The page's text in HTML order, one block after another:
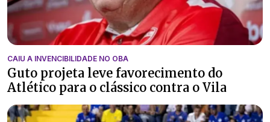
CAIU A INVENCIBILIDADE NO OBA
Guto projeta leve favorecimento do
Atlético para o clássico contra o Vila